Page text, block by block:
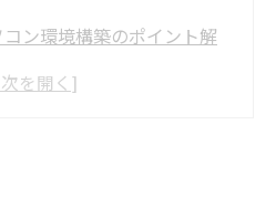
ン環境構築のポイント解